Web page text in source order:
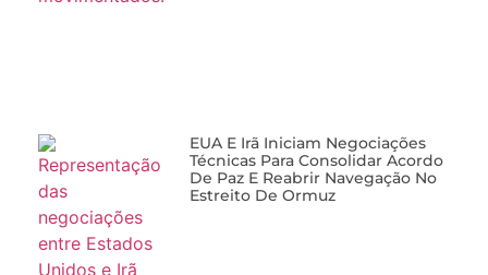
Técnicas Para Consolidar Acordo
De Paz E Reabrir Navegação No
Estreito De Ormuz